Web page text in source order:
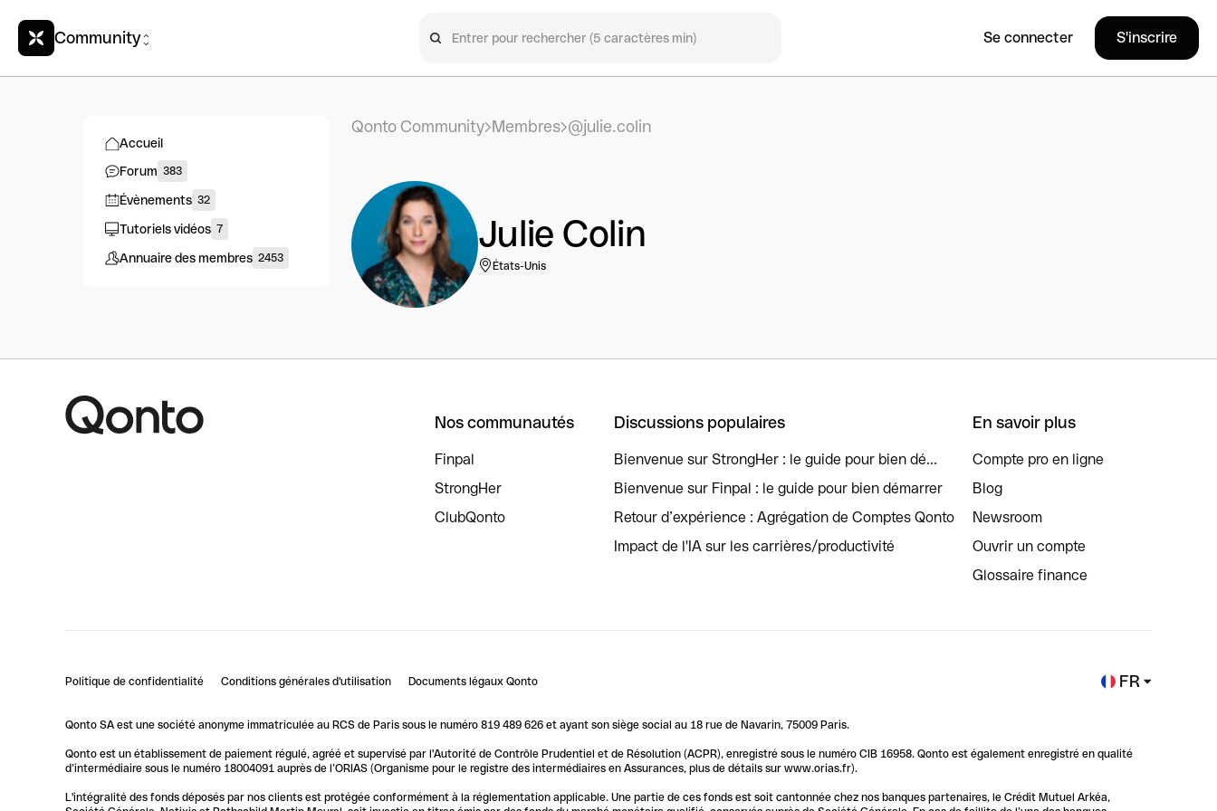
Community Se connecter S'inscrire
Accueil
Forum 383
Évènements 32
Tutoriels vidéos 7
Annuaire des membres 2453
Qonto Community Membres @julie.colin
Julie Colin
États-Unis
Nos communautés
Finpal
StrongHer
ClubQonto
Discussions populaires
Bienvenue sur StrongHer : le guide pour bien dé...
Bienvenue sur Finpal : le guide pour bien démarrer
Retour d’expérience : Agrégation de Comptes Qonto
Impact de l'IA sur les carrières/productivité
En savoir plus
Compte pro en ligne
Blog
Newsroom
Ouvrir un compte
Glossaire finance
Politique de confidentialité Conditions générales d'utilisation Documents légaux Qonto FR
Qonto SA est une société anonyme immatriculée au RCS de Paris sous le numéro 819 489 626 et ayant son siège social au 18 rue de Navarin, 75009 Paris.
Qonto est un établissement de paiement régulé, agréé et supervisé par l'Autorité de Contrôle Prudentiel et de Résolution (ACPR), enregistré sous le numéro CIB 16958. Qonto est également enregistré en qualité
d’intermédiaire sous le numéro 18004091 auprès de l’ORIAS (Organisme pour le registre des intermédiaires en Assurances, plus de détails sur www.orias.fr).
L'intégralité des fonds déposés par nos clients est protégée conformément à la réglementation applicable. Une partie de ces fonds est soit cantonnée chez nos banques partenaires, le Crédit Mutuel Arkéa,